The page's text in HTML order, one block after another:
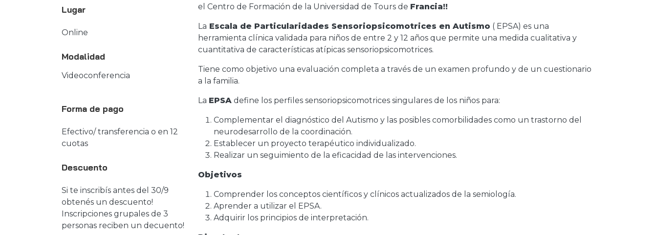
Lugar
Online
Modalidad
Videoconferencia
Forma de pago
Efectivo/ transferencia o en 12
cuotas
Descuento
Si te inscribís antes del 30/9
obtenés un descuento!
Inscripciones grupales de 3
personas reciben un decuento!
el Centro de Formación de la Universidad de Tours de Francia!!
La Escala de Particularidades Sensoriopsicomotrices en Autismo ( EPSA) es una
herramienta clínica validada para niños de entre 2 y 12 años que permite una medida cualitativa y
cuantitativa de características atípicas sensoriopsicomotrices.
Tiene como objetivo una evaluación completa a través de un examen profundo y de un cuestionario
a la familia.
La EPSA define los perfiles sensoriopsicomotrices singulares de los niños para:
Complementar el diagnóstico del Autismo y las posibles comorbilidades como un trastorno del
neurodesarrollo de la coordinación.
Establecer un proyecto terapéutico individualizado.
Realizar un seguimiento de la eficacidad de las intervenciones.
Objetivos
Comprender los conceptos científicos y clínicos actualizados de la semiología.
Aprender a utilizar el EPSA.
Adquirir los principios de interpretación.